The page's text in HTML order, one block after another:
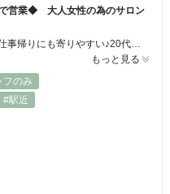
営業◆ 大人女性の為のサロン
駐車場完備♪遅くまで営業しているので仕事帰りにも寄りやすい♪20代後半～40代前半を中心にエレガントデザインを得意とするサロンです。キャリアウーマンからミセスの方まで是非お気軽にご利用下さいませ。ラメ・カラーのサンプルは200種類以上ご用意。お気に入りカラーを探してみては!!
もっと見る
フのみ
#駅近